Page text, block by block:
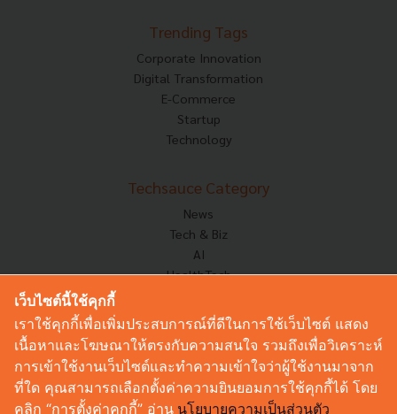
Trending Tags
Corporate Innovation
Digital Transformation
E-Commerce
Startup
Technology
Techsauce Category
News
Tech & Biz
AI
HealthTech
Corp Innov
Saucy Thoughts
Sustainable
Videos
เว็บไซต์นี้ใช้คุกกี้
เราใช้คุกกี้เพื่อเพิ่มประสบการณ์ที่ดีในการใช้เว็บไซต์ แสดง
เนื้อหาและโฆษณาให้ตรงกับความสนใจ รวมถึงเพื่อวิเคราะห์
การเข้าใช้งานเว็บไซต์และทำความเข้าใจว่าผู้ใช้งานมาจาก
ที่ใด คุณสามารถเลือกตั้งค่าความยินยอมการใช้คุกกี้ได้ โดย
คลิก “การตั้งค่าคุกกี้” อ่าน นโยบายความเป็นส่วนตัว